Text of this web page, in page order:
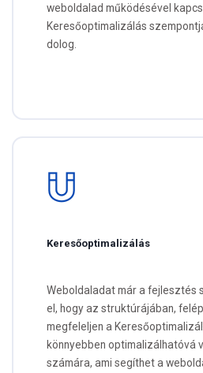
weboldalad működésével
Keresőoptimalizálás
dolog.
Keresőoptimalizálás
Weboldaladat már a fejlesztés
el, hogy az struktúrájában,
megfeleljen a
könnyebben optimalizálhatóvá
számára, ami segíthet a